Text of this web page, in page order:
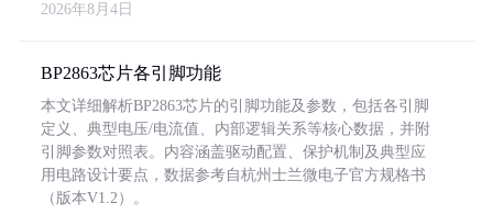
2026年8月4日
BP2863芯片各引脚功能
本文详细解析BP2863芯片的引脚功能及参数，包括各引脚
定义、典型电压/电流值、内部逻辑关系等核心数据，并附
引脚参数对照表。内容涵盖驱动配置、保护机制及典型应
用电路设计要点，数据参考自杭州士兰微电子官方规格书
（版本V1.2）。